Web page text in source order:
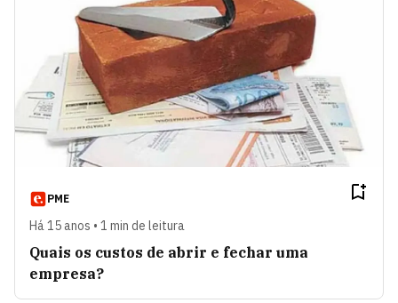
PME
Há 15 anos • 1 min de leitura
Quais os custos de abrir e fechar uma
empresa?